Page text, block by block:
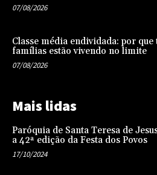
07/08/2026
Classe média endividada: por que
famílias estão vivendo no limite
07/08/2026
Mais lidas
Paróquia de Santa Teresa de
a 42ª edição da Festa dos Povos
17/10/2024